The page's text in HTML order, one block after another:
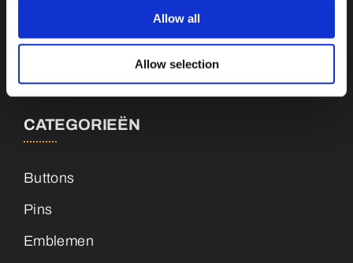
Allow all
Allow selection
info@vianenonline.nl
+31 (0)34 8407 089
CATEGORIEËN
Buttons
Pins
Emblemen